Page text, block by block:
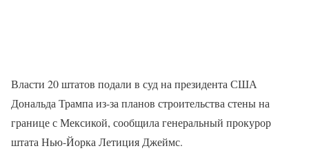
Власти 20 штатов подали в суд на президента США
Дональда Трампа из-за планов строительства стены на
границе с Мексикой, сообщила генеральный прокурор
штата Нью-Йорка Летиция Джеймс.